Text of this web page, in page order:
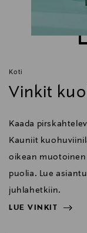
Koti
Vinkit
Kaada
Kauniit
oikean
puolia. Lue
juhlahetkiin.
LUE VINKIT